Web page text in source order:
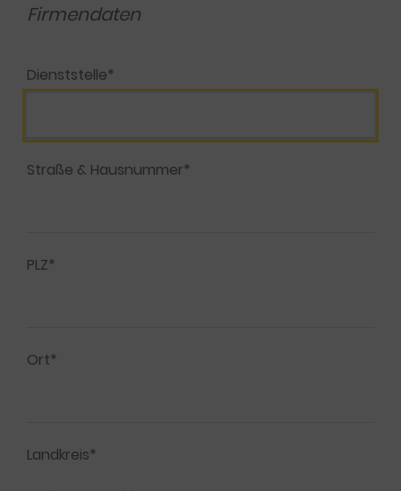
Firmendaten
Dienststelle*
Straße & Hausnummer*
PLZ*
Ort*
Landkreis*